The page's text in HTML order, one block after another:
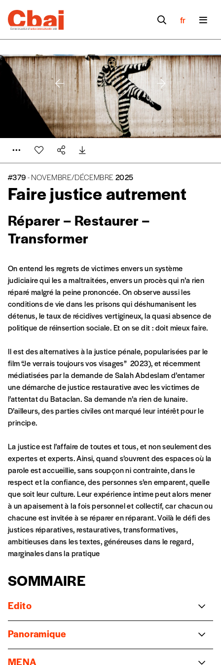
fr
#379- NOVEMBRE/DÉCEMBRE2025
Faire justice autrement
Réparer – Restaurer –
Transformer
Se connecter
CONNEXION
Mot de passe oublié?
Créer un
compte
Formulaire de
commande
A partir de 2021,Imag, le magazine de
l’interculturel,vous est proposé àPRIX LIBRE.
Le prix libre est un mode de fixation du prix
peut être une manière pour lui de payer le prix
qu’il estime juste. Dans l’objectif de rendre nos
activités et publications accessibles, et
d’affirmer notre attachement aux valeurs de
solidarité, nous vous proposons d’estimer
vous-mêmes le coût de notre publication.
Cette valeur peut donc être inférieure, égale
ou supérieure au prix indicatif. De cette
manière, vous soutenez le travail de l’équipe
de rédaction selon vos moyens et vos
cours ou vous commandez au numéro.
Vous indiquez si vous souhaitez recevoir la
revue en format papier ou numérique.
On entend les regrets de victimes envers un système
judiciaire qui les a maltraitées, envers un procès qui n’a rien
réparé malgré la peine prononcée. On observe aussi les
conditions de vie dans les prisons qui déshumanisent les
détenus, le taux de récidives vertigineux, la quasi absence de
politique de réinsertion sociale. Et on se dit : doit mieux faire.
Il est des alternatives à la justice pénale, popularisées par le
film “Je verrais toujours vos visages” 2023), et récemment
médiatisées par la demande de Salah Abdeslam d’entamer
une démarche de justice restaurative avec les victimes de
l’attentat du Bataclan. Sa demande n’a rien de lunaire.
D’ailleurs, des parties civiles ont marqué leur intérêt pour le
principe.
La justice est l’affaire de toutes et tous, et non seulement des
expertes et experts. Ainsi, quand s’ouvrent des espaces où la
parole est accueillie, sans soupçon ni contrainte, dans le
respect et la confiance, des personnes s’en emparent, quelle
que soit leur culture. Leur expérience intime peut alors mener
à un apaisement à la fois personnel et collectif, car chacun ou
chacune est invitée à se réparer en réparant. Voilà le défi des
justices réparatives, restauratives, transformatives,
ambitieuses dans les textes, généreuses dans le regard,
marginales dans la pratique
SOMMAIRE
Edito
Edito
Valeria LUCERA, Coordinatrice du CRAcs
Panoramique
La justice les yeux dans les yeux
MENA